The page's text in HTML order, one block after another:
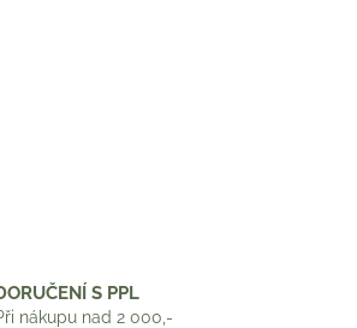
S PPL
nákupu nad 2 000,-